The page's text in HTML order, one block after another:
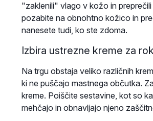
"zaklenili" vlago v kožo in
pozabite na obnohtno kožico in
nanesete tudi, ko ste zdoma.
Izbira ustrezne kreme za
Na trgu obstaja veliko različnih
ki ne puščajo mastnega občutka.
kreme. Poiščite sestavine, kot so
mehčajo in obnavljajo njeno